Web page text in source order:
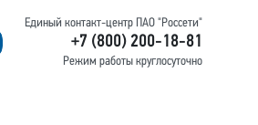
Единый контакт-центр ПАО "Россети"
+7 (800) 200-18-81
Режим работы круглосуточно